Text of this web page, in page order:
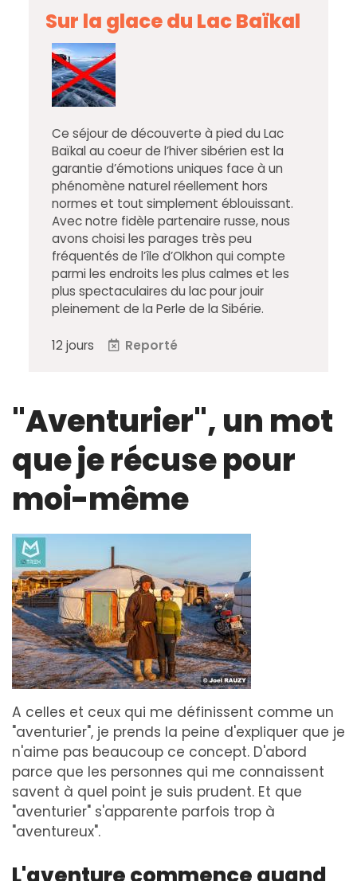
Sur la glace du Lac Baïkal
Ce séjour de découverte à pied du Lac
Baïkal au coeur de l’hiver sibérien est la
garantie d’émotions uniques face à un
phénomène naturel réellement hors
normes et tout simplement éblouissant.
Avec notre fidèle partenaire russe, nous
avons choisi les parages très peu
fréquentés de l’île d’Olkhon qui compte
parmi les endroits les plus calmes et les
plus spectaculaires du lac pour jouir
pleinement de la Perle de la Sibérie.
12 jours Reporté
"Aventurier", un mot
que je récuse pour
moi-même
A celles et ceux qui me définissent comme un
"aventurier", je prends la peine d'expliquer que je
n'aime pas beaucoup ce concept. D'abord
parce que les personnes qui me connaissent
savent à quel point je suis prudent. Et que
"aventurier" s'apparente parfois trop à
"aventureux".